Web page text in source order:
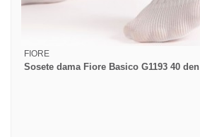
FIORE
Sosete dama Fiore Basico G1193 40 den